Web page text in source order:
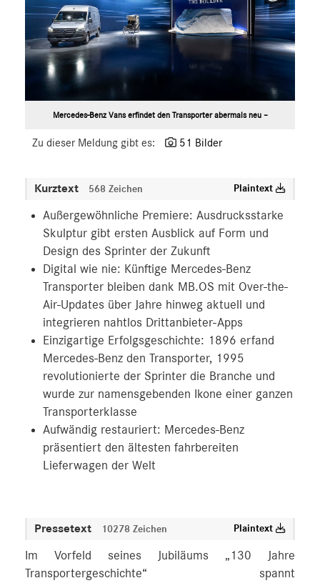
Mercedes-Benz Vans erfindet den Transporter abermals neu –
Zu dieser Meldung gibt es: 51 Bilder
Kurztext 568 Zeichen Plaintext
Außergewöhnliche Premiere: Ausdrucksstarke
Skulptur gibt ersten Ausblick auf Form und
Design des Sprinter der Zukunft
Digital wie nie: Künftige Mercedes-Benz
Transporter bleiben dank MB.OS mit Over-the-
Air-Updates über Jahre hinweg aktuell und
integrieren nahtlos Drittanbieter-Apps
Einzigartige Erfolgsgeschichte: 1896 erfand
Mercedes-Benz den Transporter, 1995
revolutionierte der Sprinter die Branche und
wurde zur namensgebenden Ikone einer ganzen
Transporterklasse
Aufwändig restauriert: Mercedes-Benz
präsentiert den ältesten fahrbereiten
Lieferwagen der Welt
Pressetext 10278 Zeichen Plaintext
Im Vorfeld seines Jubiläums „130 Jahre
Transportergeschichte“ spannt